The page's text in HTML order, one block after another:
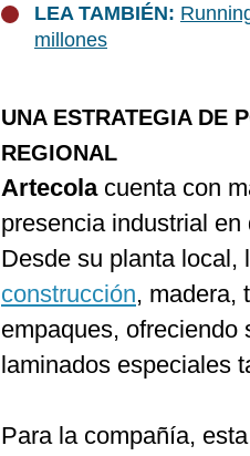
LEA TAMBIÉN:
millones
UNA ESTRATEGIA DE
REGIONAL
Artecolacuenta con
presencia industrial
Desde su planta local,
construcción, madera,
empaques, ofreciendo
laminados especiales
Para la compañía,